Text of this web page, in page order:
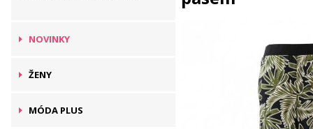
NOVINKY
ŽENY
MÓDA PLUS